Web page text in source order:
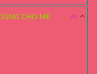
CHO MẸ (4)